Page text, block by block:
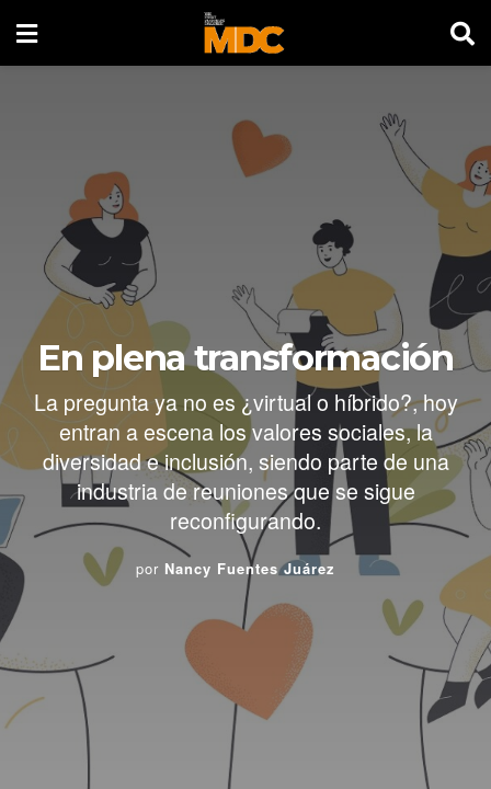
En plena transformación
La pregunta ya no es ¿virtual o híbrido?, hoy
entran a escena los valores sociales, la
diversidad e inclusión, siendo parte de una
industria de reuniones que se sigue
reconfigurando.
por Nancy Fuentes Juárez